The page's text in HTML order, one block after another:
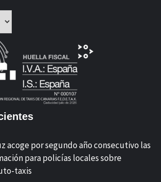
acoge por segundo año consecutivo las
para policías locales sobre
taxis